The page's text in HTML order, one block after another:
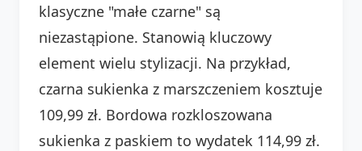
klasyczne "małe czarne" są
niezastąpione. Stanowią kluczowy
element wielu stylizacji. Na przykład,
czarna sukienka z marszczeniem kosztuje
109,99 zł. Bordowa rozkloszowana
sukienka z paskiem to wydatek 114,99 zł.